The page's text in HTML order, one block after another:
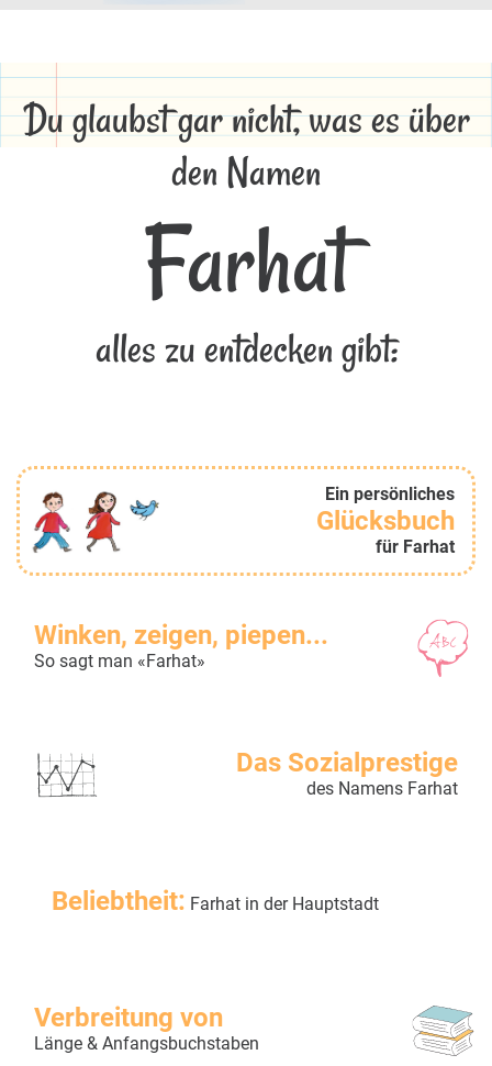
Du glaubst gar nicht, was es über
den Namen
Farhat
alles zu entdecken gibt:
Ein persönliches
Glücksbuch
für Farhat
Winken, zeigen, piepen...
So sagt man «Farhat»
Das Sozialprestige
des Namens Farhat
Beliebtheit: Farhat in der Hauptstadt
Verbreitung von
Länge & Anfangsbuchstaben